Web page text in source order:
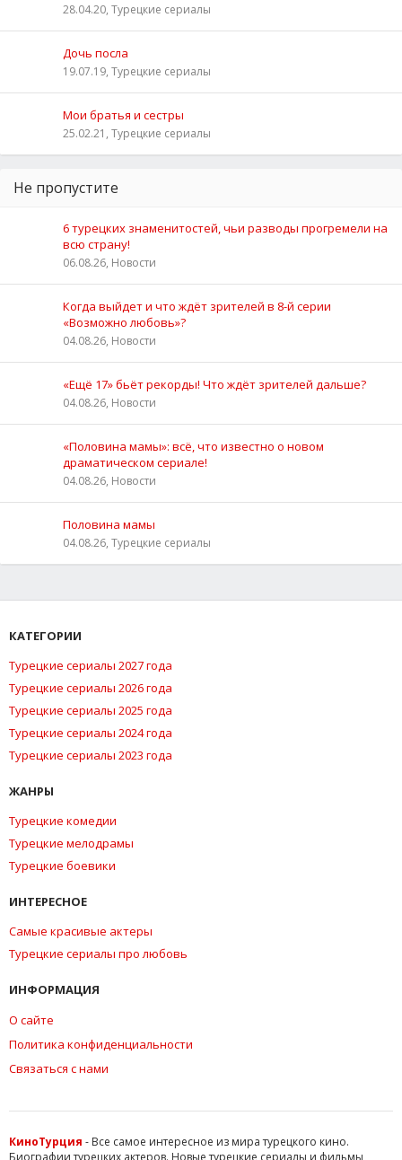
28.04.20, Турецкие сериалы
Дочь посла
19.07.19, Турецкие сериалы
Мои братья и сестры
25.02.21, Турецкие сериалы
Не пропустите
6 турецких знаменитостей, чьи разводы прогремели на
всю страну!
06.08.26, Новости
Когда выйдет и что ждёт зрителей в 8-й серии
«Возможно любовь»?
04.08.26, Новости
«Ещё 17» бьёт рекорды! Что ждёт зрителей дальше?
04.08.26, Новости
«Половина мамы»: всё, что известно о новом
драматическом сериале!
04.08.26, Новости
Половина мамы
04.08.26, Турецкие сериалы
КАТЕГОРИИ
Турецкие сериалы 2027 года
Турецкие сериалы 2026 года
Турецкие сериалы 2025 года
Турецкие сериалы 2024 года
Турецкие сериалы 2023 года
ЖАНРЫ
Турецкие комедии
Турецкие мелодрамы
Турецкие боевики
ИНТЕРЕСНОЕ
Самые красивые актеры
Турецкие сериалы про любовь
ИНФОРМАЦИЯ
О сайте
Политика конфиденциальности
Связаться с нами
КиноТурция - Все самое интересное из мира турецкого кино.
Биографии турецких актеров. Новые турецкие сериалы и фильмы